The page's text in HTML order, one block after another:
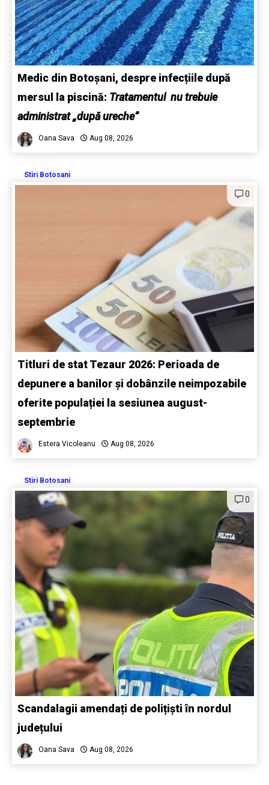
Medic din Botoșani, despre infecțiile după
mersul la piscină: Tratamentul nu trebuie
administrat „după ureche”
Oana Sava Aug 08, 2026
Stiri Botosani
0
Titluri de stat Tezaur 2026: Perioada de
depunere a banilor și dobânzile neimpozabile
oferite populației la sesiunea august-
septembrie
Estera Vicoleanu Aug 08, 2026
Stiri Botosani
0
Scandalagii amendați de polițiști în nordul
județului
Oana Sava Aug 08, 2026